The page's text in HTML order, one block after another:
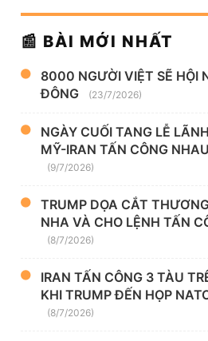
📰 BÀI MỚI NHẤT
8000 NGƯỜI VIỆT SẼ HỘI
ĐÔNG
(23/7/2026)
NGÀY CUỐI TANG LỄ
MỸ-IRAN TẤN CÔNG
(9/7/2026)
TRUMP DỌA CẮT
NHA VÀ CHO LỆNH TẤN
(8/7/2026)
IRAN TẤN CÔNG 3 TÀU
KHI TRUMP ĐẾN HỌP
(8/7/2026)